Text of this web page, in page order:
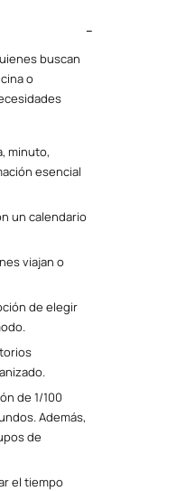
buscan
o
minuto,
esencial
un calendario
viajan o
de elegir
de 1/100
Además,
de
el tiempo